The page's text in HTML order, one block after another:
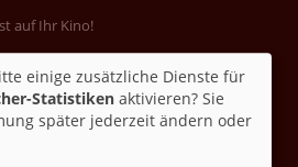
auf Ihr Kino!
Youtube (Trailer ansehen)
externe Inhalte laden?
einige zusätzliche Dienste für
Statistiken aktivieren? Sie
später jederzeit ändern oder